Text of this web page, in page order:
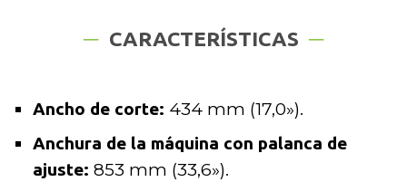
CARACTERÍSTICAS
Ancho de corte: 434 mm (17,0»).
Anchura de la máquina con palanca de
ajuste: 853 mm (33,6»).